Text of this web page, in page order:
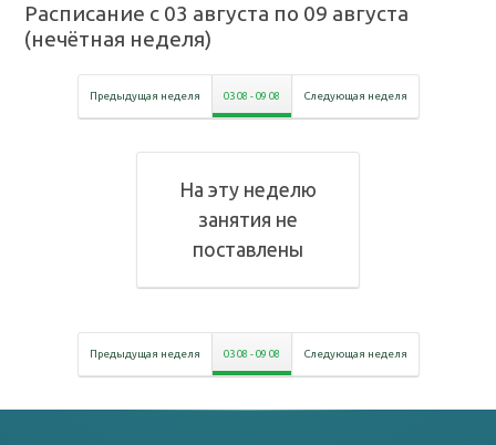
Расписание с 03 августа по 09 августа
(нечётная неделя)
Предыдущая неделя 03 08 -09 08 Следующая неделя
На эту неделю
занятия не
поставлены
Предыдущая неделя 03 08 -09 08 Следующая неделя